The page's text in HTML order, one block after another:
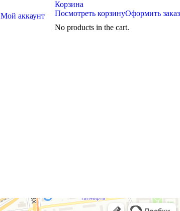
Мой аккаунт
Корзина
Посмотреть корзинуОформить заказ
No products in the cart.